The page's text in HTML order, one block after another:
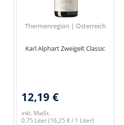
Thermenregion | Österreich
Karl Alphart Zweigelt Classic
12,19 €
inkl. MwSt.
0.75 Liter(16,25 € / 1 Liter)